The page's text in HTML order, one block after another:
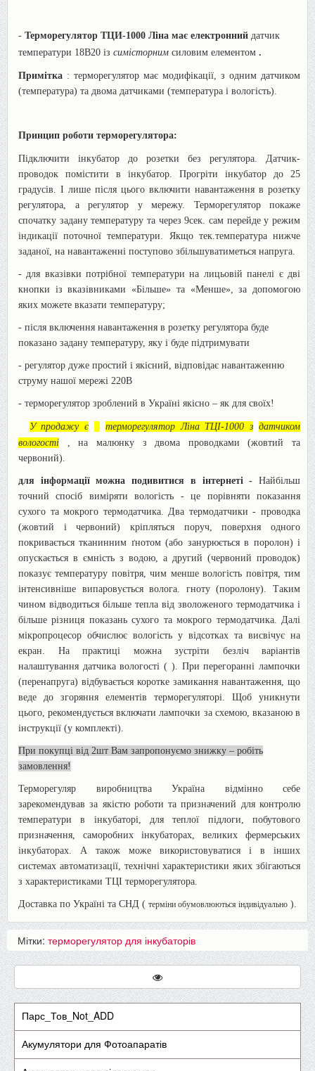
- Терморегулятор ТЦИ-1000 Ліна має електронний датчик
температури 18В20 із симісторним силовим елементом .
Примітка : терморегулятор має модифікації, з одним датчиком
(температура) та двома датчиками (температура і вологість).
Принцип роботи терморегулятора:
Підключити інкубатор до розетки без регулятора. Датчик-
проводок помістити в інкубатор. Прогріти інкубатор до 25
градусів. І лише після цього включити навантаження в розетку
регулятора, а регулятор у мережу. Терморегулятор покаже
спочатку задану температуру та через 9сек. сам перейде у режим
індикації поточної температури. Якщо тек.температура нижче
заданої, на навантаженні поступово збільшуватиметься напруга.
- для вказівки потрібної температури на лицьовій панелі є дві
кнопки із вказівниками «Більше» та «Менше», за допомогою
яких можете вказати температуру;
- після включення навантаження в розетку регулятора буде
показано задану температуру, яку і буде підтримувати
- регулятор дуже простий і якісний, відповідає навантаженню
струму нашої мережі 220В
- терморегулятор зроблений в Україні якісно – як для своїх!
У продажу є терморегулятор Ліна ТЦІ-1000 з датчиком
вологості , на малюнку з двома проводками (жовтий та
червоний).
для інформації можна подивитися в інтернеті - Найбільш
точний спосіб виміряти вологість - це порівняти показання
сухого та мокрого термодатчика. Два термодатчики - проводка
(жовтий і червоний) кріпляться поруч, поверхня одного
покривається тканинним ґнотом (або занурюється в поролон) і
опускається в ємність з водою, а другий (червоний проводок)
показує температуру повітря, чим менше вологість повітря, тим
інтенсивніше випаровується волога. гноту (поролону). Таким
чином відводиться більше тепла від зволоженого термодатчика і
більше різниця показань сухого та мокрого термодатчика. Далі
мікропроцесор обчислює вологість у відсотках та висвічує на
екран. На практиці можна зустріти безліч варіантів
налаштування датчика вологості ( ). При перегоранні лампочки
(перенапруга) відбувається коротке замикання навантаження, що
веде до згоряння елементів терморегуляторі. Щоб уникнути
цього, рекомендується включати лампочки за схемою, вказаною в
інструкції (у комплекті).
При покупці від 2шт Вам запропонуємо знижку – робіть
замовлення!
Терморегуляр виробництва Україна відмінно себе
зарекомендував за якістю роботи та призначений для контролю
температури в інкубаторі, для теплої підлоги, побутового
призначення, саморобних інкубаторах, великих фермерських
інкубаторах. А також може використовуватися і в інших
системах автоматизації, технічні характеристики яких збігаються
з характеристиками ТЦІ терморегулятора.
Доставка по Україні та СНД ( терміни обумовлюються індивідуально ).
Мітки: терморегулятор для інкубаторів
Парс_Тов_Not_ADD
Акумулятори для Фотоапаратів